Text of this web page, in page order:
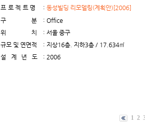
프로젝트명 : 동성빌딩 리모델링(계획안)[2006]
구분
: Office
위치
: 서울 중구
규모 및 연면적
: 지상16층. 지하3층 / 17.634㎡
설계년도
: 2006
1 2